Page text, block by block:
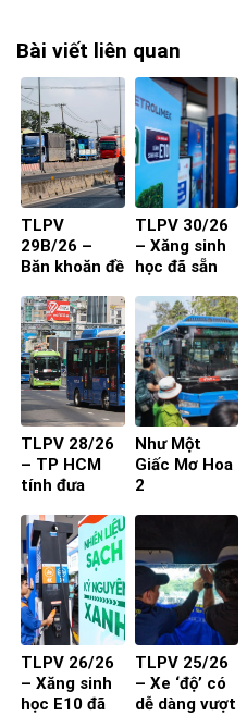
Bài viết liên quan
TLPV
29B/26 –
Băn khoăn đề
29 chỗ vào
nội đô
TP.HCM
TLPV 30/26
– Xăng sinh
học đã sẵn
TLPV 28/26
– TP HCM
tính đưa
vào đường
nhỏ, khu dân
cư
Như Một
Giấc Mơ Hoa
2
TLPV 26/26
– Xăng sinh
học E10 đã
TLPV 25/26
– Xe ‘độ’ có
dễ dàng vượt